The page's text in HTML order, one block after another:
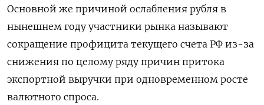
Основной же причиной ослабления рубля в
нынешнем году участники рынка называют
сокращение профицита текущего счета РФ из-за
снижения по целому ряду причин притока
экспортной выручки при одновременном росте
валютного спроса.